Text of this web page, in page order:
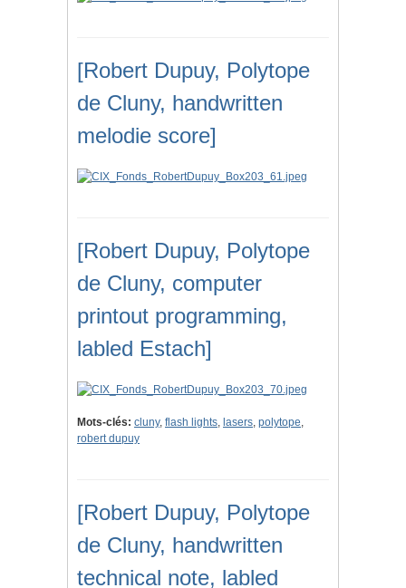
[Robert Dupuy, Polytope
de Cluny, handwritten
melodie score]
[Robert Dupuy, Polytope
de Cluny, computer
printout programming,
labled Estach]
Mots-clés: cluny, flash lights, lasers, polytope,
robert dupuy
[Robert Dupuy, Polytope
de Cluny, handwritten
technical note, labled